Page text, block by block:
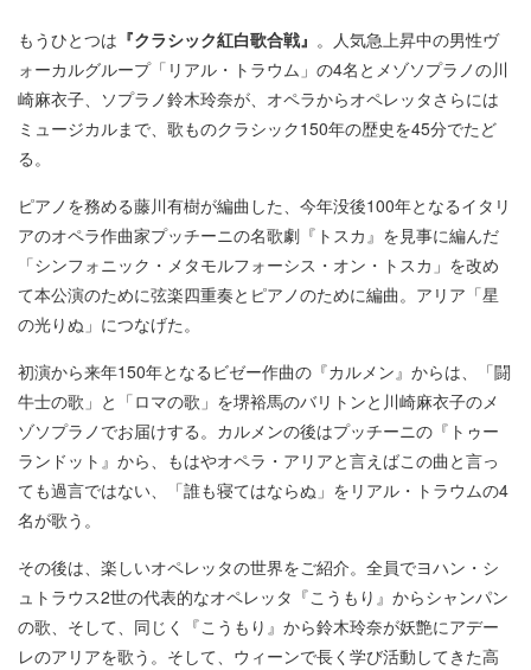
もうひとつは 『クラシック紅白歌合戦』 。人気急上昇中の男性ヴ
ォーカルグループ「リアル・トラウム」の4名とメゾソプラノの川
崎麻衣子、ソプラノ鈴木玲奈が、オペラからオペレッタさらには
ミュージカルまで、歌ものクラシック150年の歴史を45分でたど
る。
ピアノを務める藤川有樹が編曲した、今年没後100年となるイタリ
アのオペラ作曲家プッチーニの名歌劇『トスカ』を見事に編んだ
「シンフォニック・メタモルフォーシス・オン・トスカ」を改め
て本公演のために弦楽四重奏とピアノのために編曲。アリア「星
の光りぬ」につなげた。
初演から来年150年となるビゼー作曲の『カルメン』からは、「闘
牛士の歌」と「ロマの歌」を堺裕馬のバリトンと川崎麻衣子のメ
ゾソプラノでお届けする。カルメンの後はプッチーニの『トゥー
ランドット』から、もはやオペラ・アリアと言えばこの曲と言っ
ても過言ではない、「誰も寝てはならぬ」をリアル・トラウムの4
名が歌う。
その後は、楽しいオペレッタの世界をご紹介。全員でヨハン・シ
ュトラウス2世の代表的なオペレッタ『こうもり』からシャンパン
の歌、そして、同じく『こうもり』から鈴木玲奈が妖艶にアデー
レのアリアを歌う。そして、ウィーンで長く学び活動してきた高